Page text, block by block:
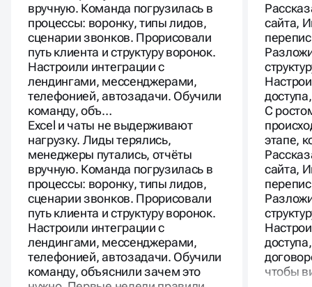
вручную. Команда погрузилась в
процессы: воронку, типы лидов,
сценарии звонков. Прорисовали
путь клиента и структуру воронок.
Настроили интеграции с
лендингами, мессенджерами,
телефонией, автозадачи. Обучили
команду, объ…
Excel и чаты не выдерживают
нагрузку. Лиды терялись,
менеджеры путались, отчёты
вручную. Команда погрузилась в
процессы: воронку, типы лидов,
сценарии звонков. Прорисовали
путь клиента и структуру воронок.
Настроили интеграции с
лендингами, мессенджерами,
телефонией, автозадачи. Обучили
команду, объяснили зачем это
сайта,
С
этапе,
сайта,
чтобы